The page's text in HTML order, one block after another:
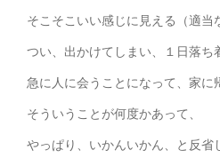
そこそこいい感じに見える（適当
つい、出かけてしまい、１日落ち
急に人に会うことになって、家に
そういうことが何度かあって、
やっぱり、いかんいかん、と反省